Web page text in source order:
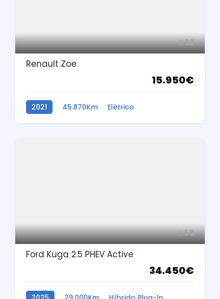
52
Renault Zoe
15.950€
2021 45.870Km Elétrico
60
Ford Kuga 2.5 PHEV Active
34.450€